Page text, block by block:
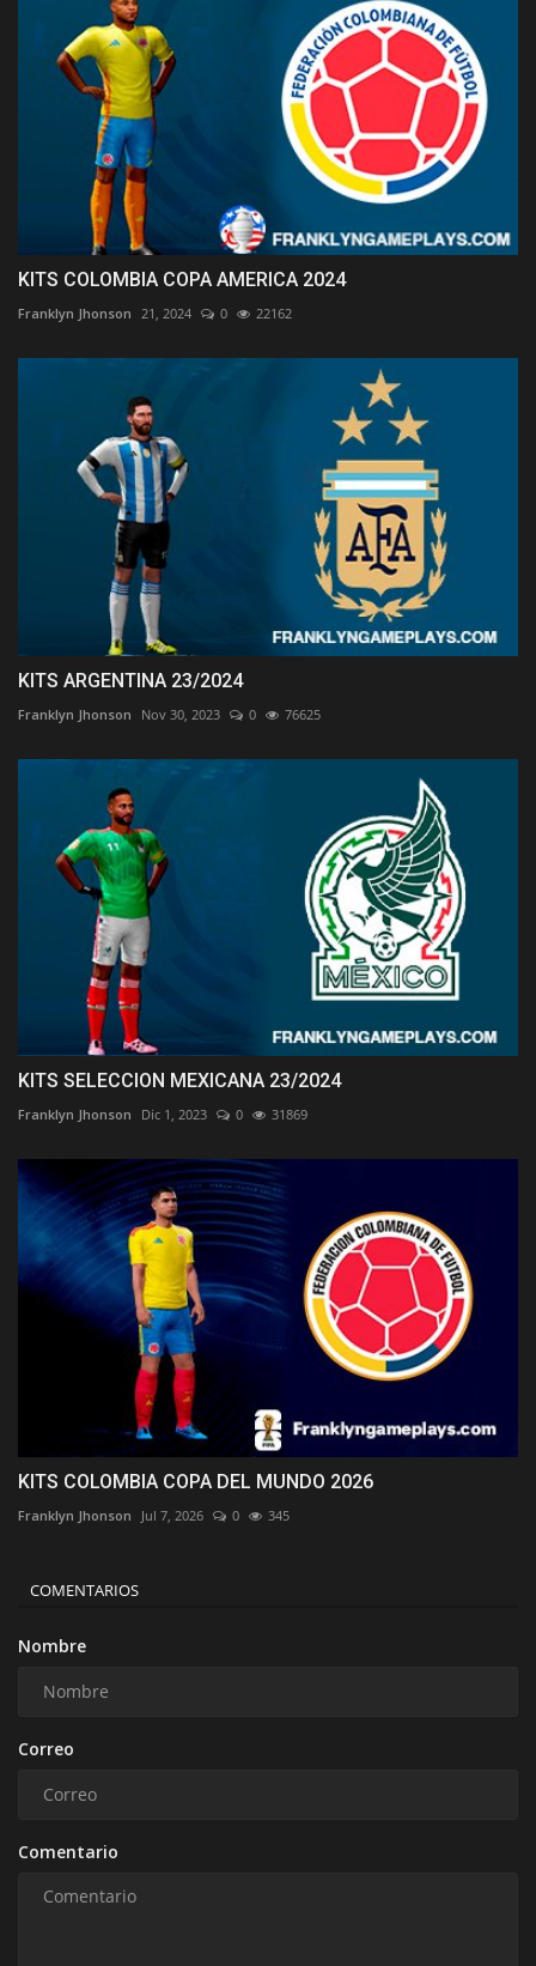
KITS COLOMBIA COPA AMERICA 2024
Franklyn Jhonson 21, 2024 0 22162
KITS ARGENTINA 23/2024
Franklyn Jhonson Nov 30, 2023 0 76625
KITS SELECCION MEXICANA 23/2024
Franklyn Jhonson Dic 1, 2023 0 31869
KITS COLOMBIA COPA DEL MUNDO 2026
Franklyn Jhonson Jul 7, 2026 0 345
COMENTARIOS
Nombre
Correo
Comentario